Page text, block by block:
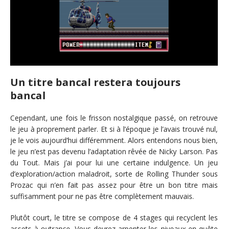
Un titre bancal restera toujours
bancal
Cependant, une fois le frisson nostalgique passé, on retrouve
le jeu à proprement parler. Et si à l’époque je l’avais trouvé nul,
je le vois aujourd’hui différemment. Alors entendons nous bien,
le jeu n’est pas devenu l’adaptation rêvée de Nicky Larson. Pas
du Tout. Mais j’ai pour lui une certaine indulgence. Un jeu
d’exploration/action maladroit, sorte de Rolling Thunder sous
Prozac qui n’en fait pas assez pour être un bon titre mais
suffisamment pour ne pas être complètement mauvais.
Plutôt court, le titre se compose de 4 stages qui recyclent les